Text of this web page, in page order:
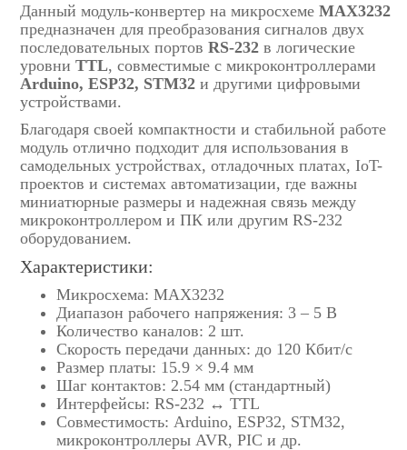
Данный модуль-конвертер на микросхеме MAX3232
предназначен для преобразования сигналов двух
последовательных портов RS-232 в логические
уровни TTL, совместимые с микроконтроллерами
Arduino, ESP32, STM32 и другими цифровыми
устройствами.
Благодаря своей компактности и стабильной работе
модуль отлично подходит для использования в
самодельных устройствах, отладочных платах, IoT-
проектов и системах автоматизации, где важны
миниатюрные размеры и надежная связь между
микроконтроллером и ПК или другим RS-232
оборудованием.
Характеристики:
Микросхема: MAX3232
Диапазон рабочего напряжения: 3 – 5 В
Количество каналов: 2 шт.
Скорость передачи данных: до 120 Кбит/с
Размер платы: 15.9 × 9.4 мм
Шаг контактов: 2.54 мм (стандартный)
Интерфейсы: RS-232 ↔ TTL
Совместимость: Arduino, ESP32, STM32,
микроконтроллеры AVR, PIC и др.